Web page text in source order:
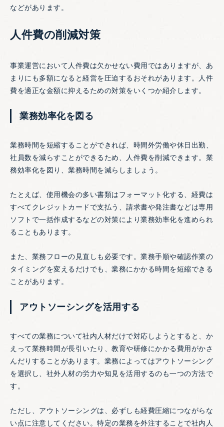
などがあります。
人件費の削減対策
事業運営において人件費は欠かせない費用ではありますが、あ
まりにも多額になると経営を圧迫するおそれがあります。人件
費を適正な金額に抑えるための対策をいくつか紹介します。
業務効率化を図る
業務時間を短縮することができれば、時間外労働や休日出勤、
社員数を減らすことができるため、人件費を削減できます。業
務効率化を図り、業務時間を減らしましょう。
たとえば、使用機会の多い書類はフォーマット化する、経費は
すべてクレジットカードで支払う、請求書や発注書などは専用
ソフトで一括作成するなどの対策により業務効率化を進められ
ることもあります。
また、業務フローの見直しも必要です。業務手順や確認作業の
タイミングを変えるだけでも、業務にかかる時間を短縮できる
ことがあります。
アウトソーシングを活用する
すべての業務について社内人材だけで対応しようとすると、か
えって業務時間が長引いたり、教育や研修にかかる費用がかさ
んだりすることがあります。業務によってはアウトソーシング
を選択し、社外人材の労力や知見を活用するのも一つの方法で
す。
ただし、アウトソーシングは、必ずしも経費圧縮につながらな
い点に注意してください。特定の業務を外注することで社内人